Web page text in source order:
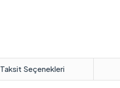
Taksit Seçenekleri